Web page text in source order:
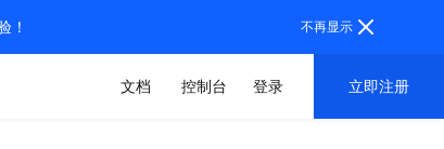
！ 不再显示
文档 控制台 登录 立即注册